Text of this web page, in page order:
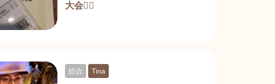
大会🏊‍♀️
総合 Tina